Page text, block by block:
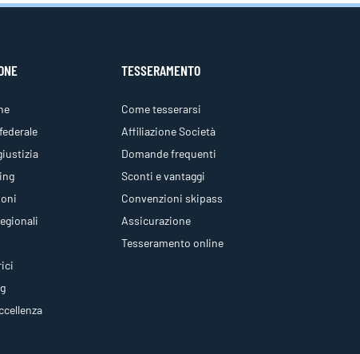
TESSERAMENTO
Come tesserarsi
Affiliazione Società
Domande frequenti
Sconti e vantaggi
Convenzioni skipass
Assicurazione
Tesseramento online